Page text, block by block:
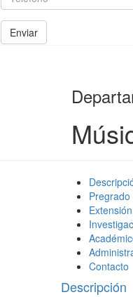
Enviar
Pregrado
Extensión
Contacto
Descripción